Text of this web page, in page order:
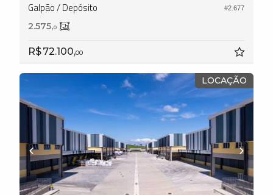
#2.677
Galpão / Depósito
2.575,0
R$ 72.100,00
LOCAÇÃO